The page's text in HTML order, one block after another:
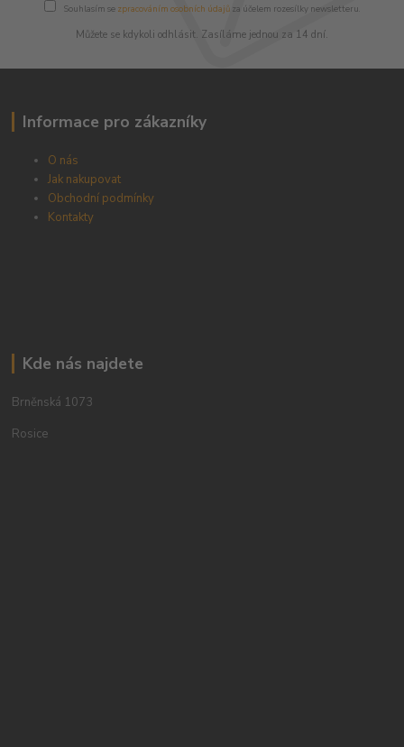
Souhlasím se zpracováním osobních údajůza účelem rozesílky newsletteru.
Můžete se kdykoli odhlásit. Zasíláme jednou za 14 dní.
Informace pro zákazníky
O nás
Jak nakupovat
Obchodní podmínky
Kontakty
Kde nás najdete
Brněnská 1073
Rosice